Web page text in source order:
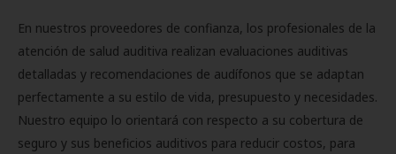
En nuestros proveedores de confianza, los profesionales de la
atención de salud auditiva realizan evaluaciones auditivas
detalladas y recomendaciones de audífonos que se adaptan
perfectamente a su estilo de vida, presupuesto y necesidades.
Nuestro equipo lo orientará con respecto a su cobertura de
seguro y sus beneficios auditivos para reducir costos, para